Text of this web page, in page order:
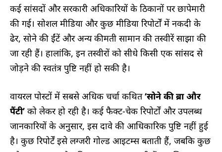
कई सांसदों और सरकारी अधिकारियों के ठिकानों पर छापेमारी
की गई। सोशल मीडिया और कुछ मीडिया रिपोर्टों में नकदी के
ढेर, सोने की ईंटें और अन्य कीमती सामान की तस्वीरें साझा की
जा रही हैं। हालांकि, इन तस्वीरों को सीधे किसी एक सांसद से
जोड़ने की स्वतंत्र पुष्टि नहीं हो सकी है।
वायरल पोस्टों में सबसे अधिक चर्चा कथित‘सोने की ब्रा और
पैंटी’ को लेकर हो रही है। कई फैक्ट-चेक रिपोर्टों और उपलब्ध
जानकारियों के अनुसार, इस दावे की आधिकारिक पुष्टि नहीं हुई
है। कुछ रिपोर्टें इसे लग्जरी गोल्ड आइटम्स बताती हैं, जबकि कुछ